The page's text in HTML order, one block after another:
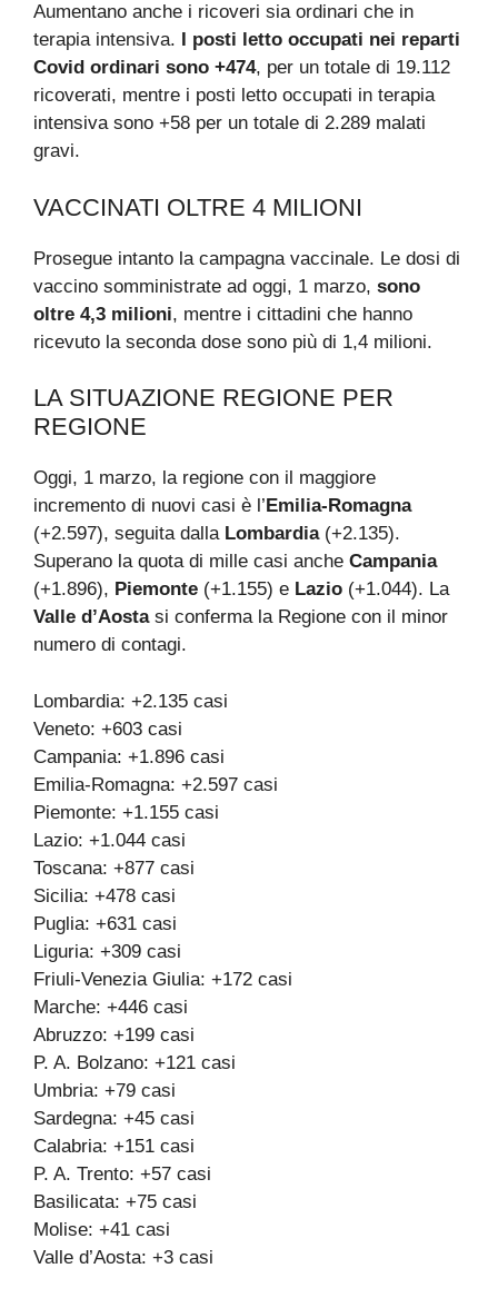
Aumentano anche i ricoveri sia ordinari che in
terapia intensiva. I posti letto occupati nei reparti
Covid ordinari sono +474, per un totale di 19.112
ricoverati, mentre i posti letto occupati in terapia
intensiva sono +58 per un totale di 2.289 malati
gravi.
VACCINATI OLTRE 4 MILIONI
Prosegue intanto la campagna vaccinale. Le dosi di
vaccino somministrate ad oggi, 1 marzo, sono
oltre 4,3 milioni, mentre i cittadini che hanno
ricevuto la seconda dose sono più di 1,4 milioni.
LA SITUAZIONE REGIONE PER
REGIONE
Oggi, 1 marzo, la regione con il maggiore
incremento di nuovi casi è l’ Emilia-Romagna
(+2.597), seguita dalla Lombardia (+2.135).
Superano la quota di mille casi anche Campania
(+1.896), Piemonte (+1.155) e Lazio (+1.044). La
Valle d’Aostasi conferma la Regione con il minor
numero di contagi.
Lombardia: +2.135 casi
Veneto: +603 casi
Campania: +1.896 casi
Emilia-Romagna: +2.597 casi
Piemonte: +1.155 casi
Lazio: +1.044 casi
Toscana: +877 casi
Sicilia: +478 casi
Puglia: +631 casi
Liguria: +309 casi
Friuli-Venezia Giulia: +172 casi
Marche: +446 casi
Abruzzo: +199 casi
P. A. Bolzano: +121 casi
Umbria: +79 casi
Sardegna: +45 casi
Calabria: +151 casi
P. A. Trento: +57 casi
Basilicata: +75 casi
Molise: +41 casi
Valle d’Aosta: +3 casi